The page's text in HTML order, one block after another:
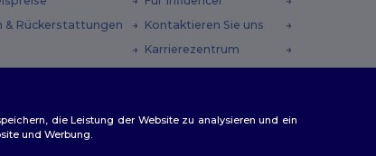
& Rückerstattungen
Kontaktieren Sie uns
Karrierezentrum
die Leistung der Website zu analysieren und ein
und Werbung.